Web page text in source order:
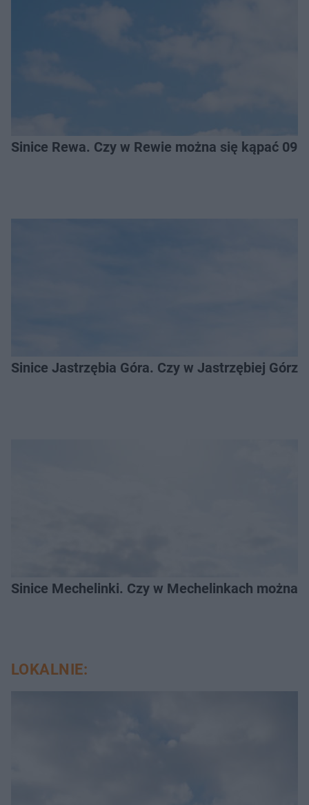
Sinice Rewa. Czy w Rewie można się kąpać
Sinice Jastrzębia Góra. Czy w Jastrzębiej
Sinice Mechelinki. Czy w Mechelinkach można
LOKALNIE: